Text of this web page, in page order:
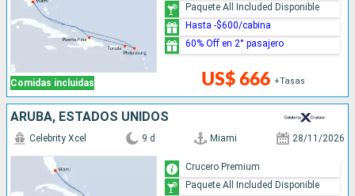
Comidas incluidas US$ 666 +Tasas
Paquete All Included Disponible
Hasta -$600/cabina
60% Off en 2° pasajero
ARUBA, ESTADOS UNIDOS
Celebrity Xcel 9 d Miami 28/11/2026
Crucero Premium
Paquete All Included Disponible